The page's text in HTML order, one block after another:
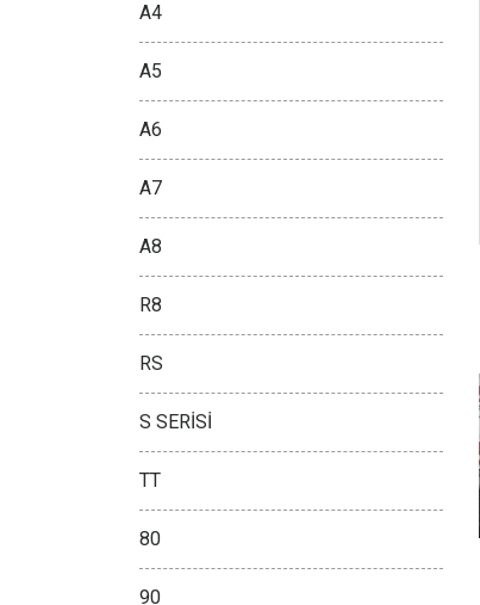
A4
A5
A6
A7
A8
R8
RS
S SERİSİ
TT
80
90